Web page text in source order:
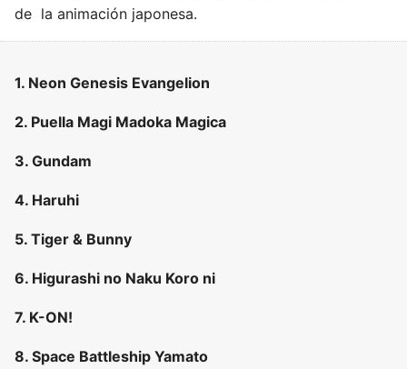
de la animación japonesa.
1. Neon Genesis Evangelion
2. Puella Magi Madoka Magica
3. Gundam
4. Haruhi
5. Tiger & Bunny
6. Higurashi no Naku Koro ni
7. K-ON!
8. Space Battleship Yamato